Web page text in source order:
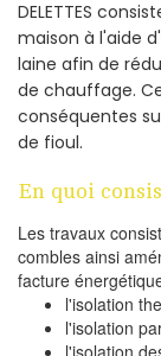
DELETTES
maison à l'aide
laine afin de
de chauffage.
conséquentes
de fioul.
En quoi
Les travaux
combles ainsi
facture
l'isolation
l'isolation